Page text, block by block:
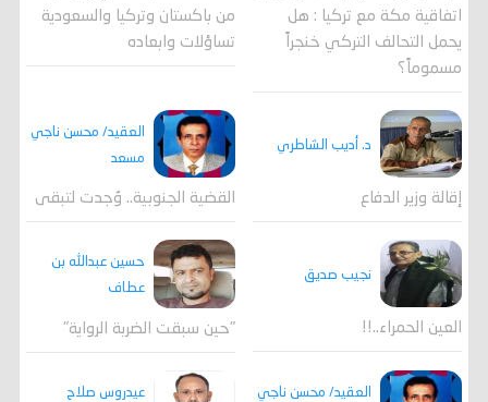
اتفاقية مكة مع تركيا : هل
يحمل التحالف التركي خنجراً
مسموماً؟
من باكستان وتركيا والسعودية
تساؤلات وابعاده
د. أديب الشاطري
إقالة وزير الدفاع
العقيد/ محسن ناجي
مسعد
القضية الجنوبية.. وُجدت لتبقى
نجيب صديق
العين الحمراء..!!
حسين عبدالله بن
عطاف
"حين سبقت الضربة الرواية"
العقيد/ محسن ناجي
عيدروس صلاح